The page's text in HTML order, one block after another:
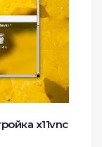
x11vnc